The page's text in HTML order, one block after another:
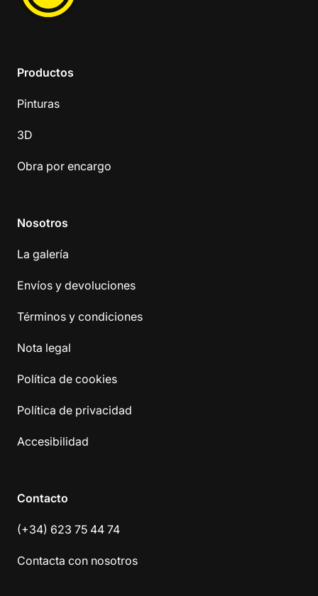
Productos
Pinturas
3D
Obra por encargo
Nosotros
La galería
Envíos y devoluciones
Términos y condiciones
Nota legal
Política de cookies
Política de privacidad
Accesibilidad
Contacto
(+34) 623 75 44 74
Contacta con nosotros